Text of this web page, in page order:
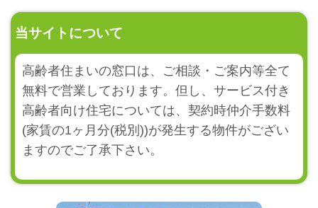
当サイトについて
高齢者住まいの窓口は、ご相談・ご案内等全て
無料で営業しております。但し、サービス付き
高齢者向け住宅については、契約時仲介手数料
(家賃の1ヶ月分(税別))が発生する物件がござい
ますのでご了承下さい。